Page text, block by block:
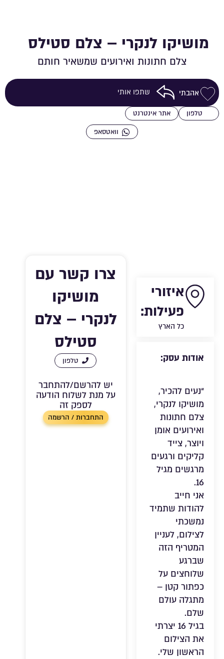
מושיקו לנקרי – צלם סטילס
צלם חתונות ואירועים שמשאיר חותם
טלפון אתר אינטרנט
שמירה ברשימת מועדפים
אהבתי שתפו אותי
וואטסאפ
איזורי
פעילות:
כל הארץ
אודות עסק:
“נעים להכיר,
מושיקו לנקרי,
צלם חתונות
ואירועים אומן
ויוצר, צייד
קליקים ורגעים
מרגשים מגיל
16.
אני חייב
להודות שתמיד
נמשכתי
לצילום, לעניין
המטריף הזה
שברגע
שלוחצים על
כפתור קטן –
מתגלה עולם
שלם.
בגיל 16 יצרתי
את הצילום
הראשון שלי.
צרו קשר עם
מושיקו
לנקרי – צלם
סטילס
טלפון
יש להרשם/להתחבר
על מנת לשלוח הודעה
לספק זה
התחברות / הרשמה